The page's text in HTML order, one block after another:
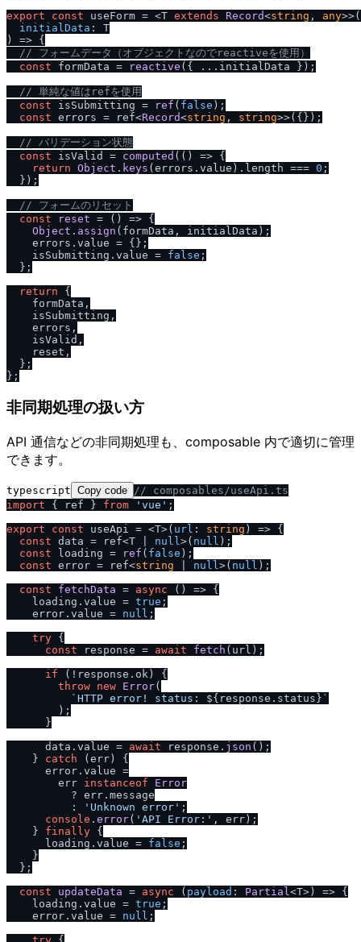
export
const useForm = <T extends Record<string , any>>(
initialData
) => {
// フォームデータ（オブジェクトなのでreactiveを使用）
const formData = reactive ({ ...initialData });
// 単純な値はrefを使用
const isSubmitting = ref ( false );
const errors = ref<Record<string , string>>({});
// バリデーション状態
const isValid = computed ( () => {
return Object . keys (errors. value ). length === 0 ;
  });
// フォームのリセット
const
reset = ( ) => {
Object . assign (formData, initialData);
    errors.
value = {};
    isSubmitting.
value = false ;
  };
return {
    formData,
    isSubmitting,
    errors,
    isValid,
    reset,
  };
非同期処理の扱い方
API 通信などの非同期処理も、composable 内で適切に管理
できます。
typescript Copy code / / composables /useApi.ts
import { ref } from 'vue' ;
export
const useApi = <T>( url : string ) => {
const data = ref<T | null >( null );
const loading = ref ( false );
const error = ref<string null >( null );
const
fetchData = async ( ) => {
    loading.
value = true ;
    error.
value = null ;
try {
const response = await fetch (url);
if (!response. ok ) {
throw new Error(
`HTTP error! status: ${response.status} `
        );
      }
      data.
value = await response. json ();
    }
catch (err) {
      error.
value =
        err
instanceof
Error
          ? err.
message
          :
'Unknown error' ;
console . error( 'API Error:' , err);
    }
finally {
      loading.
value = false ;
    }
  };
const
updateData = async ( payload : Partial <T>) => {
    loading.
value = true ;
    error.
value = null ;